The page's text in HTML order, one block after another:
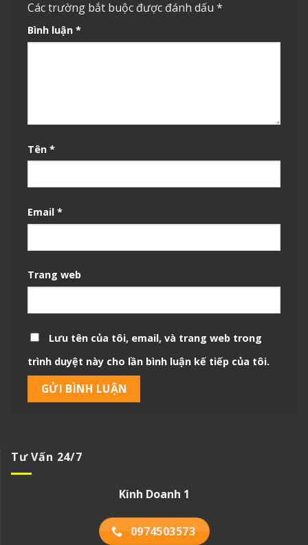
Các trường bắt buộc được đánh dấu *
Bình luận *
Tên *
Email *
Trang web
Lưu tên của tôi, email, và trang web trong
trình duyệt này cho lần bình luận kế tiếp của tôi.
Tư Vấn 24/7
Kinh Doanh 1
0974503573